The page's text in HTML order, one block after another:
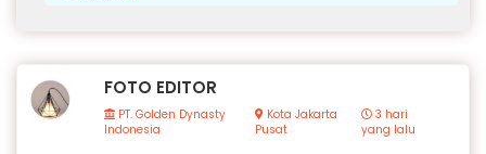
FOTO EDITOR
PT. Golden Dynasty
Indonesia
Kota Jakarta
Pusat
3 hari
yang lalu